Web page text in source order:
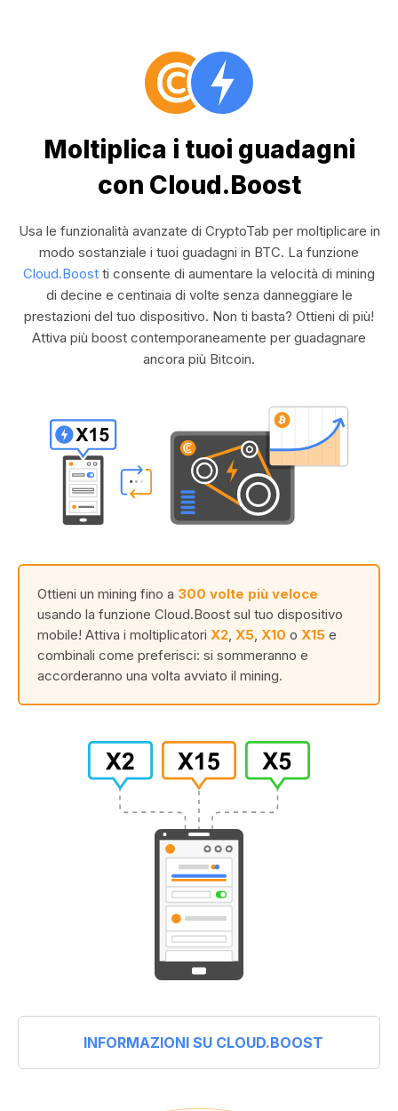
Moltiplica i tuoi guadagni
con Cloud.Boost
Usa le funzionalità avanzate di CryptoTab per moltiplicare in
modo sostanziale i tuoi guadagni in BTC. La funzione
Cloud.Boost ti consente di aumentare la velocità di mining
di decine e centinaia di volte senza danneggiare le
prestazioni del tuo dispositivo. Non ti basta? Ottieni di più!
Attiva più boost contemporaneamente per guadagnare
ancora più Bitcoin.
Ottieni un mining fino a 300 volte più veloce
usando la funzione Cloud.Boost sul tuo dispositivo
mobile! Attiva i moltiplicatori X2 X5 X10 o X15 e
combinali come preferisci: si sommeranno e
accorderanno una volta avviato il mining.
INFORMAZIONI SU CLOUD.BOOST